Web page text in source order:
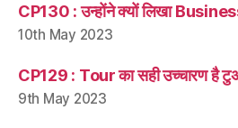
CP130 : उन्होंने क्यों लिखा
10th May 2023
CP129 : Tour का सही उच्चारण है
9th May 2023